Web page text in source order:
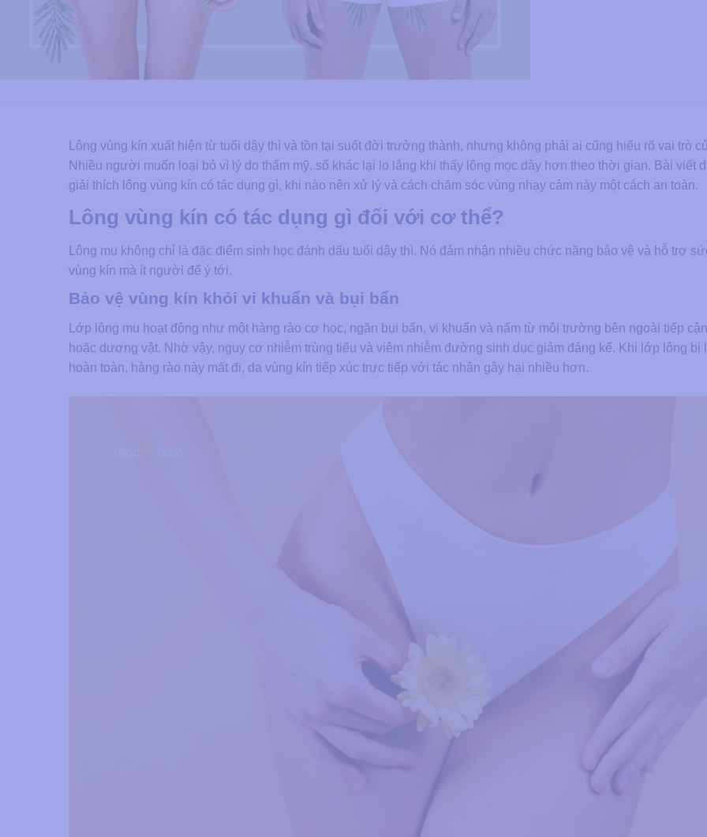
Lông vùng kín xuất hiện từ tuổi dậy thì và tồn tại suốt đời trưởng thành, nhưng không phải ai cũng hiểu rõ vai trò
Nhiều người muốn loại bỏ vì lý do thẩm mỹ, số khác lại lo lắng khi thấy lông mọc dày hơn theo thời gian. Bài viết
giải thích lông vùng kín có tác dụng gì, khi nào nên xử lý và cách chăm sóc vùng nhạy cảm này một cách an toàn.
Lông vùng kín có tác dụng gì đối với cơ thể?
Lông mu không chỉ là đặc điểm sinh học đánh dấu tuổi dậy thì. Nó đảm nhận nhiều chức năng bảo vệ và hỗ trợ
vùng kín mà ít người để ý tới.
Bảo vệ vùng kín khỏi vi khuẩn và bụi bẩn
Lớp lông mu hoạt động như một hàng rào cơ học, ngăn bụi bẩn, vi khuẩn và nấm từ môi trường bên ngoài tiếp
hoặc dương vật. Nhờ vậy, nguy cơ nhiễm trùng tiểu và viêm nhiễm đường sinh dục giảm đáng kể. Khi lớp lông bị
hoàn toàn, hàng rào này mất đi, da vùng kín tiếp xúc trực tiếp với tác nhân gây hại nhiều hơn.